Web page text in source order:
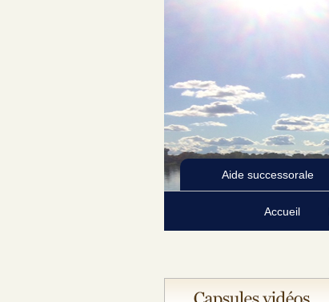
Aide successorale
Accueil